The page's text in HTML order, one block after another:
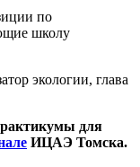
по
школу
экологии, глава
для
ИЦАЭ Томска.